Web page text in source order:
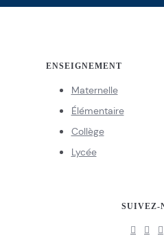
ENSEIGNEMENT
Maternelle
Élémentaire
Collège
Lycée
SUIVEZ-